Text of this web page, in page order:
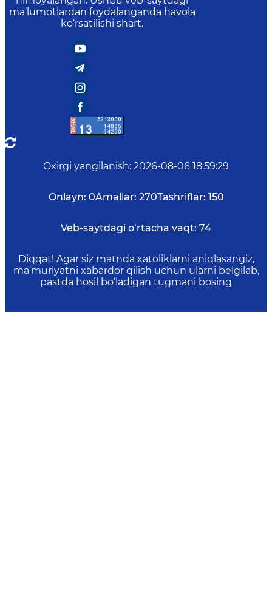
ma’lumotlardan foydalanganda havola
ko‘rsatilishi shart.
Oxirgi yangilanish: 2026-08-06 18:59:29
Onlayn: 0Amallar: 270Tashriflar: 150
Veb-saytdagi o‘rtacha vaqt: 74
Diqqat! Agar siz matnda xatoliklarni aniqlasangiz,
ma’muriyatni xabardor qilish uchun ularni belgilab,
pastda hosil bo‘ladigan tugmani bosing